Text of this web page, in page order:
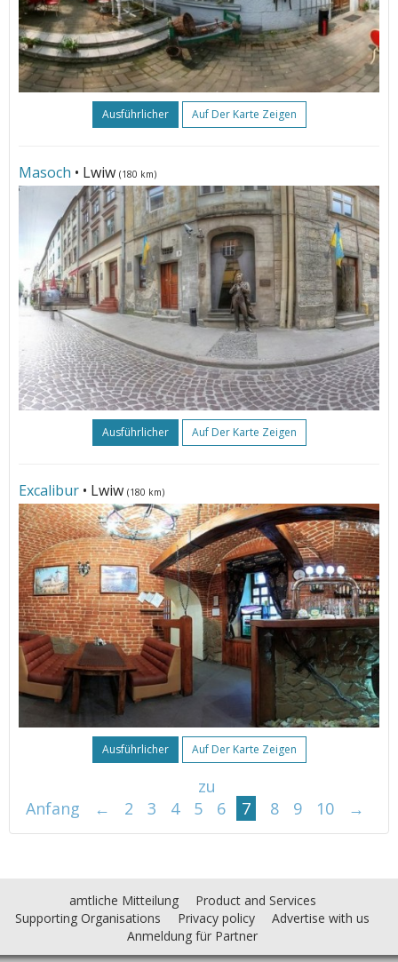
Ausführlicher Auf Der Karte Zeigen
Masoch • Lwiw (180 km)
Ausführlicher Auf Der Karte Zeigen
Excalibur • Lwiw (180 km)
Ausführlicher Auf Der Karte Zeigen
zu
Anfang
← 2 3 4 5 6 7 8 9 10 →
amtliche Mitteilung
Product and Services
Supporting Organisations
Privacy policy
Advertise with us
Anmeldung für Partner